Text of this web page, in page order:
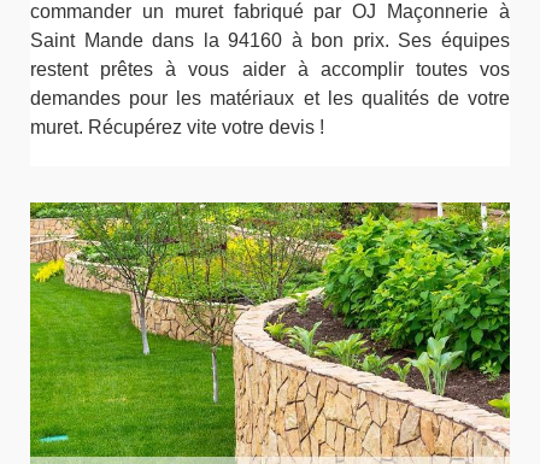
commander un muret fabriqué par OJ Maçonnerie à
Saint Mande dans la 94160 à bon prix. Ses équipes
restent prêtes à vous aider à accomplir toutes vos
demandes pour les matériaux et les qualités de votre
muret. Récupérez vite votre devis !